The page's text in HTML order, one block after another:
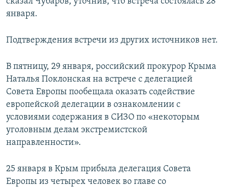
января.
Подтверждения встречи из других источников нет.
В пятницу, 29 января, российский прокурор Крыма
Наталья Поклонская на встрече с делегацией
Совета Европы пообещала оказать содействие
европейской делегации в ознакомлении с
условиями содержания в СИЗО по «некоторым
уголовным делам экстремистской
направленности».
25 января в Крым прибыла делегация Совета
Европы из четырех человек во главе со